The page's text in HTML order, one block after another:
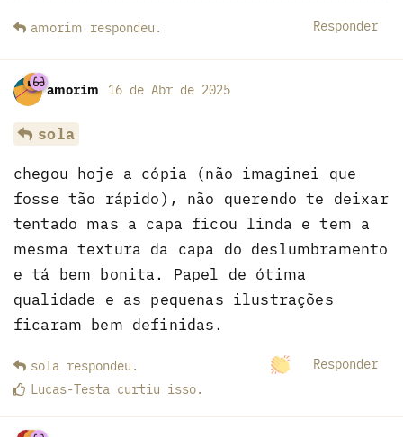
Responder
amorim respondeu .
amorim 16 de Abr de 2025
sola
chegou hoje a cópia (não imaginei que
fosse tão rápido), não querendo te deixar
tentado mas a capa ficou linda e tem a
mesma textura da capa do deslumbramento
e tá bem bonita. Papel de ótima
qualidade e as pequenas ilustrações
ficaram bem definidas.
Responder
sola respondeu .
Lucas-Testa curtiu isso.